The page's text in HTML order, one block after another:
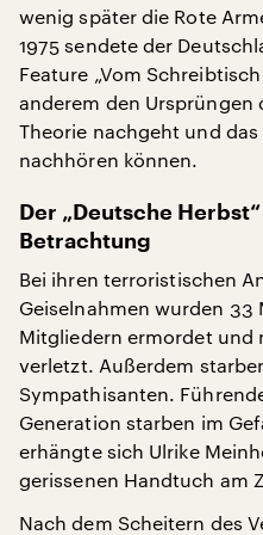
wenig später die Rote
1975 sendete der
Feature „Vom
anderem den Ursprüngen
Theorie nachgeht und
nachhören können.
Der „Deutsche
Betrachtung
Bei ihren terroristischen
Geiselnahmen wurden 33
Mitgliedern ermordet und
verletzt. Außerdem
Sympathisanten.
Generation starben im
erhängte sich Ulrike
gerissenen Handtuch am
Nach dem Scheitern des